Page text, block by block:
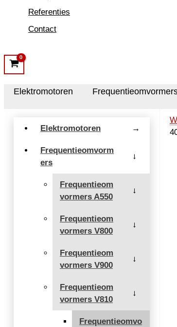
Referenties
Contact
Elektromotoren
Elektromotoren →
Frequentieomvorm
ers
→
Frequentieom
vormers A550
→
Frequentieom
vormers V800
→
Frequentieom
vormers V900
→
Frequentieom
vormers V810
→
Frequentieomvo